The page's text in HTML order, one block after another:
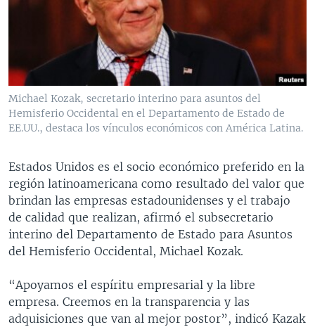
VENEZUELA
NICARAGUA
ENTRETENIMIENTO Y CULTURA
TECNOLOGÍA
DEPORTES
CIENCIA Y SALUD
FOTOGRAFÍA
AUDIOS
EL MUNDO AL DÍA
FORO INTERAMERICANO
VISIÓN 360
PANORAMA
AVANCE INFORMATIVO
AUDIONOTICIAS
ESTADOS UNIDOS AL DÍA
EL MUNDO AL DÍA [RADIO]
FORO [RADIO]
DEPORTIVO INTERNACIONAL
ENTRETENIMIENTO
DIRECT
DOCUMENTALES DE LA VOA
SÍGANOS
Idiomas
Michael Kozak, secretario interino para asuntos del
Hemisferio Occidental en el Departamento de Estado de
EE.UU., destaca los vínculos económicos con América Latina.
Estados Unidos es el socio económico preferido en la
región latinoamericana como resultado del valor que
brindan las empresas estadounidenses y el trabajo
de calidad que realizan, afirmó el subsecretario
interino del Departamento de Estado para Asuntos
del Hemisferio Occidental, Michael Kozak.
“Apoyamos el espíritu empresarial y la libre
empresa. Creemos en la transparencia y las
adquisiciones que van al mejor postor”, indicó Kazak